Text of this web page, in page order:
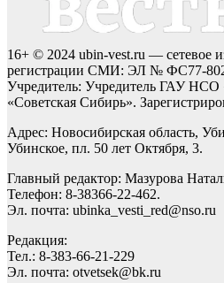
16+ © 2024 ubin-vest.ru — сетевое
регистрации СМИ: ЭЛ № ФС77-
Учредитель: Учредитель ГАУ НСО
«Советская Сибирь».
Адрес: Новосибирская область,
Убинское, пл. 50 лет Октября, 3.
Главный редактор: Мазурова
Телефон: 8-38366-22-462.
Эл. почта: ubinka_vesti_red@nso.ru
Редакция:
Тел.: 8-383-66-21-229
Эл. почта: otvetsek@bk.ru